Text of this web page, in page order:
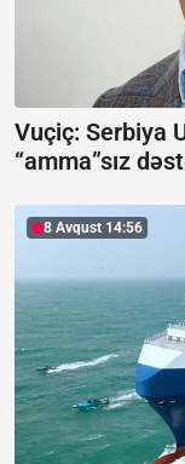
Vuçiç: Serbiya
“amma”sız
8 Avqust 14:56